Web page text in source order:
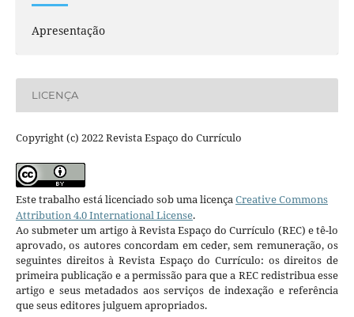
Apresentação
LICENÇA
Copyright (c) 2022 Revista Espaço do Currículo
Este trabalho está licenciado sob uma licença Creative Commons
Attribution 4.0 International License.
Ao submeter um artigo à Revista Espaço do Currículo (REC) e tê-lo
aprovado, os autores concordam em ceder, sem remuneração, os
seguintes direitos à Revista Espaço do Currículo: os direitos de
primeira publicação e a permissão para que a REC redistribua esse
artigo e seus metadados aos serviços de indexação e referência
que seus editores julguem apropriados.